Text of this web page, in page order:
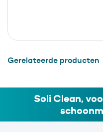
Gerelateerde producten
Soli Clean,